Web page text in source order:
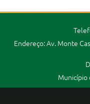
Endereço: Av. Monte
Município